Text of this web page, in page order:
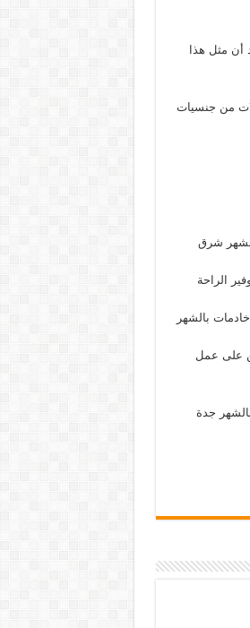
أن مثل هذا
من جنسيات
شرق
الراحة
بالشهر
على عمل
جدة